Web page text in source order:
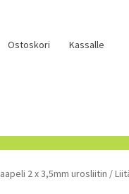
Ostoskori Kassalle
2 x 3,5mm urosliitin /